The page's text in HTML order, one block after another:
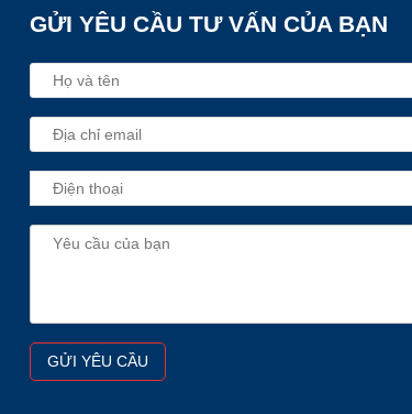
GỬI YÊU CẦU TƯ VẤN CỦA BẠN